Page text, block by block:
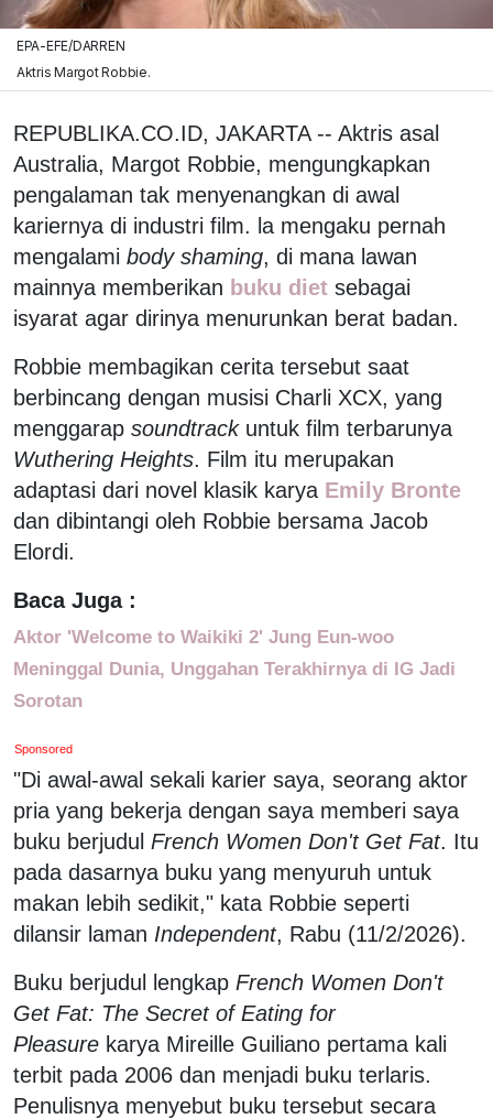
EPA-EFE/DARREN
Aktris Margot Robbie.
REPUBLIKA.CO.ID, JAKARTA -- Aktris asal
Australia, Margot Robbie, mengungkapkan
pengalaman tak menyenangkan di awal
kariernya di industri film. la mengaku pernah
mengalami body shaming, di mana lawan
mainnya memberikan buku diet sebagai
isyarat agar dirinya menurunkan berat badan.
Robbie membagikan cerita tersebut saat
berbincang dengan musisi Charli XCX, yang
menggarap soundtrackuntuk film terbarunya
Wuthering Heights. Film itu merupakan
adaptasi dari novel klasik karya Emily Bronte
dan dibintangi oleh Robbie bersama Jacob
Elordi.
Baca Juga :
Aktor 'Welcome to Waikiki 2' Jung Eun-woo
Meninggal Dunia, Unggahan Terakhirnya di IG Jadi
Sorotan
Sponsored
"Di awal-awal sekali karier saya, seorang aktor
pria yang bekerja dengan saya memberi saya
buku berjudul French Women Don't Get Fat. Itu
pada dasarnya buku yang menyuruh untuk
makan lebih sedikit," kata Robbie seperti
dilansir laman Independent, Rabu (11/2/2026).
Buku berjudul lengkap French Women Don't
Get Fat: The Secret of Eating for
Pleasure karya Mireille Guiliano pertama kali
terbit pada 2006 dan menjadi buku terlaris.
Penulisnya menyebut buku tersebut secara